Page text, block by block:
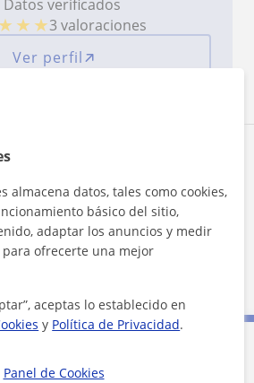
Datos verificados
★ ★ ★3 valoraciones
Ver perfil
Joe Walsh
se desplaza para dar clase
Cristóbal de la Laguna
David Joe Walsh
almacena datos, tales como cookies,
básico del sitio,
adaptar los anuncios y medir
para ofrecerte una mejor
aceptas lo establecido en
y Política de Privacidad.
Panel de Cookies